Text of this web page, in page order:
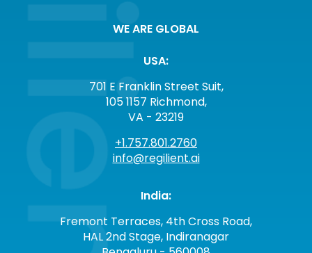
WE ARE GLOBAL
USA:
701 E Franklin Street Suit,
105 1157 Richmond,
VA - 23219
+1.757.801.2760
info@regilient.ai
India:
Fremont Terraces, 4th Cross Road,
HAL 2nd Stage, Indiranagar